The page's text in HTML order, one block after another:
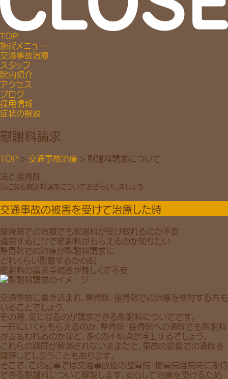
TOP
施術メニュー
交通事故治療
スタッフ
院内紹介
アクセス
ブログ
採用情報
症状の解説
慰謝料請求
TOP > 交通事故治療 > 慰謝料請求について
法と接骨院
気になる慰謝料請求についておさらいしましょう
交通事故の被害を受けて治療した時
整骨院での治療でも慰謝料が受け取れるのか不安
通院するだけで慰謝料がもらえるのか知りたい
整骨院での治療が慰謝料請求に
どれくらい影響するか心配
慰謝料の請求手続きが難しくて不安
交通事故に巻き込まれ、整骨院・接骨院での治療を検討する方も
いることでしょう。
その際、気になるのが請求できる慰謝料についてです。
一日に いくらもらえるのか 整骨院・接骨院への通院でも慰謝料
が支払われるのかなど、多くの不明点が浮上するでしょう。
これらの疑問が解消されないままだと、事故の影響での通院を
躊躇してしまうこともあります。
そこで、この記事では交通事故後の整骨院・接骨院通院時に期待
できる慰謝料について解説します。安心して治療を受けるため